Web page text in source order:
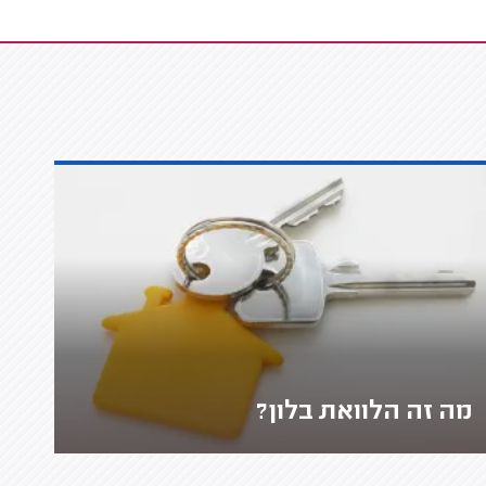
מה זה הלוואת בלון?